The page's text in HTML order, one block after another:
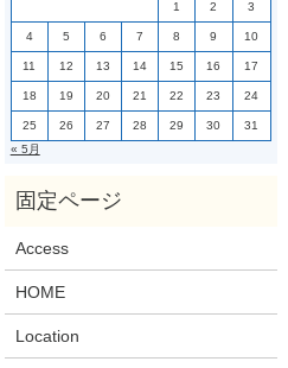
1 2 3
4 5 6 7 8 9 10
11 12 13 14 15 16 17
18 19 20 21 22 23 24
25 26 27 28 29 30
31
« 5月
Access
HOME
Location